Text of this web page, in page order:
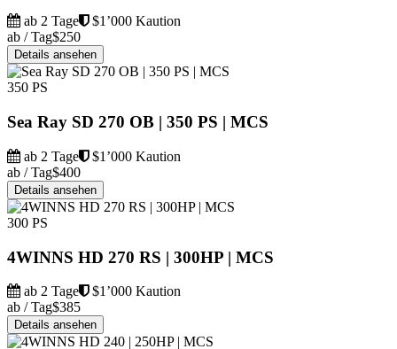
ab 2 Tage
$1’000 Kaution
ab / Tag$250
Details ansehen
350 PS
Sea Ray SD 270 OB | 350 PS | MCS
ab 2 Tage
$1’000 Kaution
ab / Tag$400
Details ansehen
300 PS
4WINNS HD 270 RS | 300HP | MCS
ab 2 Tage
$1’000 Kaution
ab / Tag$385
Details ansehen